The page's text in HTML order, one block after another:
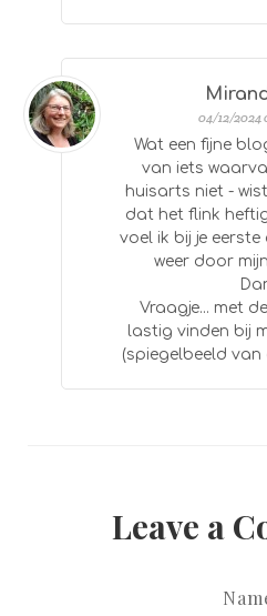
04/12/2024
Wat een fijne
van iets
huisarts niet -
dat het flink
voel ik bij je
weer door
Vraagje... met
lastig vinden bij
(spiegelbeeld van
Leave a